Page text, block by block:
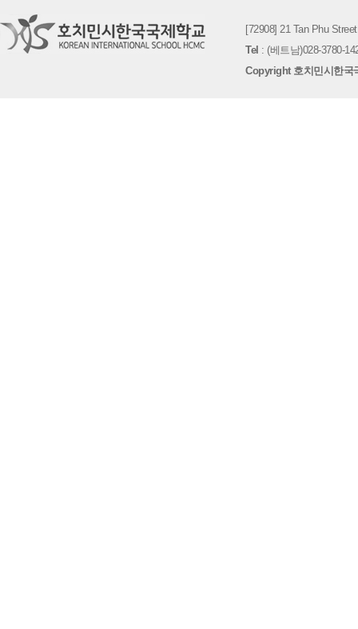
[72908] 21 Tan Phu
Tel : (베트남)028-3780-
Copyright 호치민시한국